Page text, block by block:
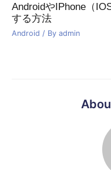
AndroidやiPhone（
する方法
Android / By admin